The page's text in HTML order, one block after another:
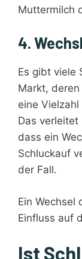
Muttermilch
4.
Es gibt viele
Markt,
eine Vielzahl
Das verleitet
dass ein
Schluckauf
der Fall.
Ein Wechsel
Einfluss auf
Ist